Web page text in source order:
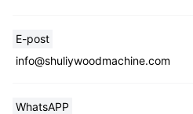
E-post
info@shuliywoodmachine.com
WhatsAPP